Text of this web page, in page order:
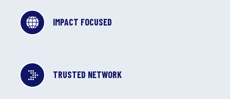
IMPACT FOCUSED
TRUSTED NETWORK